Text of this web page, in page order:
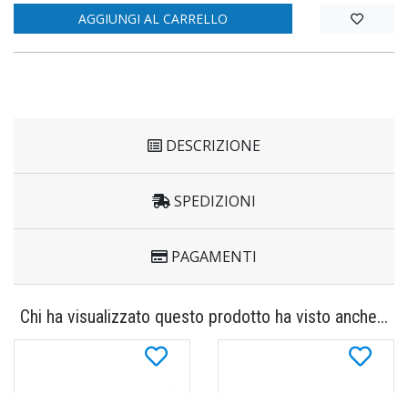
AGGIUNGI AL CARRELLO
DESCRIZIONE
SPEDIZIONI
PAGAMENTI
Chi ha visualizzato questo prodotto ha visto anche...